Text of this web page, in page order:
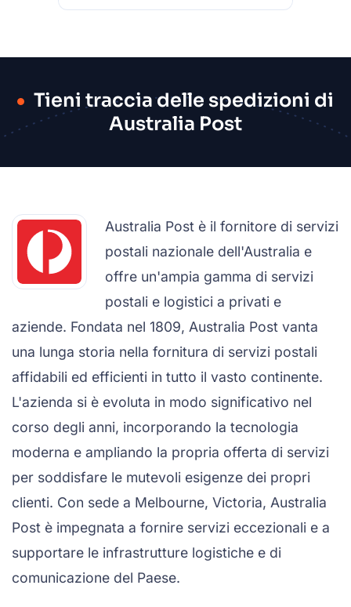
Tieni traccia delle spedizioni di
Australia Post
Australia Post è il fornitore di servizi
postali nazionale dell'Australia e
offre un'ampia gamma di servizi
postali e logistici a privati e
aziende. Fondata nel 1809, Australia Post vanta
una lunga storia nella fornitura di servizi postali
affidabili ed efficienti in tutto il vasto continente.
L'azienda si è evoluta in modo significativo nel
corso degli anni, incorporando la tecnologia
moderna e ampliando la propria offerta di servizi
per soddisfare le mutevoli esigenze dei propri
clienti. Con sede a Melbourne, Victoria, Australia
Post è impegnata a fornire servizi eccezionali e a
supportare le infrastrutture logistiche e di
comunicazione del Paese.